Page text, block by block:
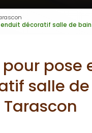
décoratif salle de
pour pose
salle
Tarascon